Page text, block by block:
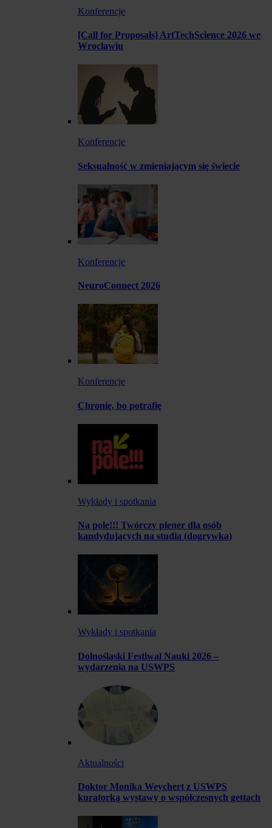
Konferencje
[Call for Proposals] ArtTechScience 2026 we
Wrocławiu
Konferencje
Seksualność w zmieniającym się świecie
Konferencje
NeuroConnect 2026
Konferencje
Chronię, bo potrafię
Wykłady i spotkania
Na pole!!! Twórczy plener dla osób
kandydujących na studia (dogrywka)
Wykłady i spotkania
Dolnośląski Festiwal Nauki 2026 –
wydarzenia na USWPS
Aktualności
Doktor Monika Weychert z USWPS
kuratorką wystawy o współczesnych gettach